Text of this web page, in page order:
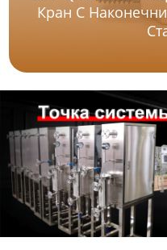
Кран С